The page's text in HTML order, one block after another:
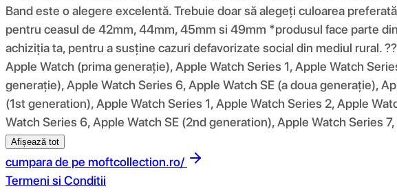
Band este o alegere excelentă. Trebuie doar să alegeți culoarea
pentru ceasul de 42mm, 44mm, 45mm si 49mm *produsul face parte
achiziția ta, pentru a susține cazuri defavorizate social din mediul rural.
Apple Watch (prima generație), Apple Watch Series 1, Apple Watch
generație), Apple Watch Series 6, Apple Watch SE (a doua generație),
(1st generation), Apple Watch Series 1, Apple Watch Series 2, Apple
Watch Series 6, Apple Watch SE (2nd generation), Apple Watch Series
Afișează tot
cumpara de pe moftcollection.ro/
Termeni si Conditii